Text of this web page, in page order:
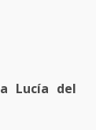
Lucía del